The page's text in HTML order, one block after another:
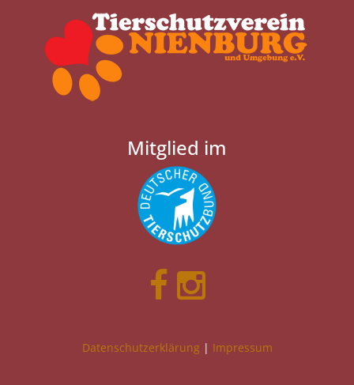
Mitglied im
Datenschutzerklärung | Impressum